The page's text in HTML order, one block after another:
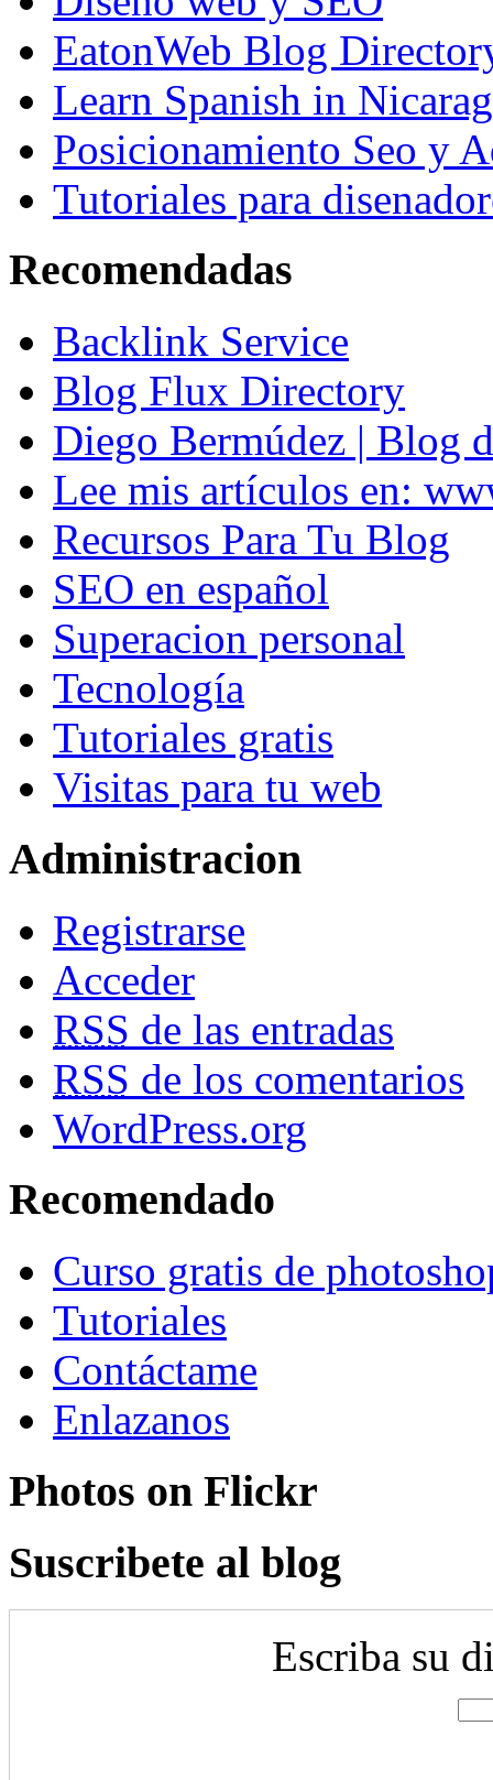
EatonWeb Blog
Learn Spanish in
Posicionamiento Seo y
Tutoriales para
Recomendadas
Backlink Service
Blog Flux Directory
Diego Bermúdez | Blog
Lee mis artículos en:
Recursos Para Tu Blog
SEO en español
Superacion personal
Tecnología
Tutoriales gratis
Visitas para tu web
Administracion
Registrarse
Acceder
RSS de las entradas
RSS de los comentarios
WordPress.org
Recomendado
Curso gratis de
Tutoriales
Contáctame
Enlazanos
Photos on Flickr
Suscribete al blog
Escriba su